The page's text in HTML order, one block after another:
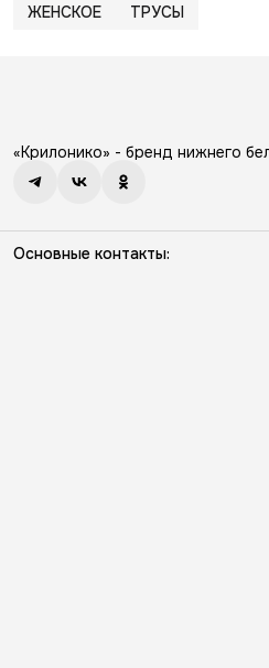
ЖЕНСКОЕ ТРУСЫ
«Крилонико» - бренд нижнего
Основные контакты: